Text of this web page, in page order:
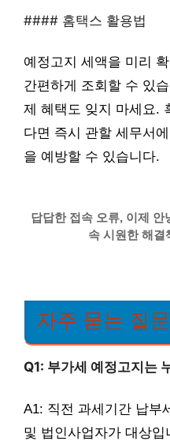
#### 홈택스 활용법
예정고지 세액을 미리
간편하게 조회할 수 있
제 혜택도 잊지 마세요.
다면 즉시 관할 세무서
을 예방할 수 있습니다.
답답한 접속 오류, 이제
속 시원한 해결
자주 묻는 질문
Q1: 부가세 예정고지는
A1: 직전 과세기간 납부
및 법인사업자가 대상입